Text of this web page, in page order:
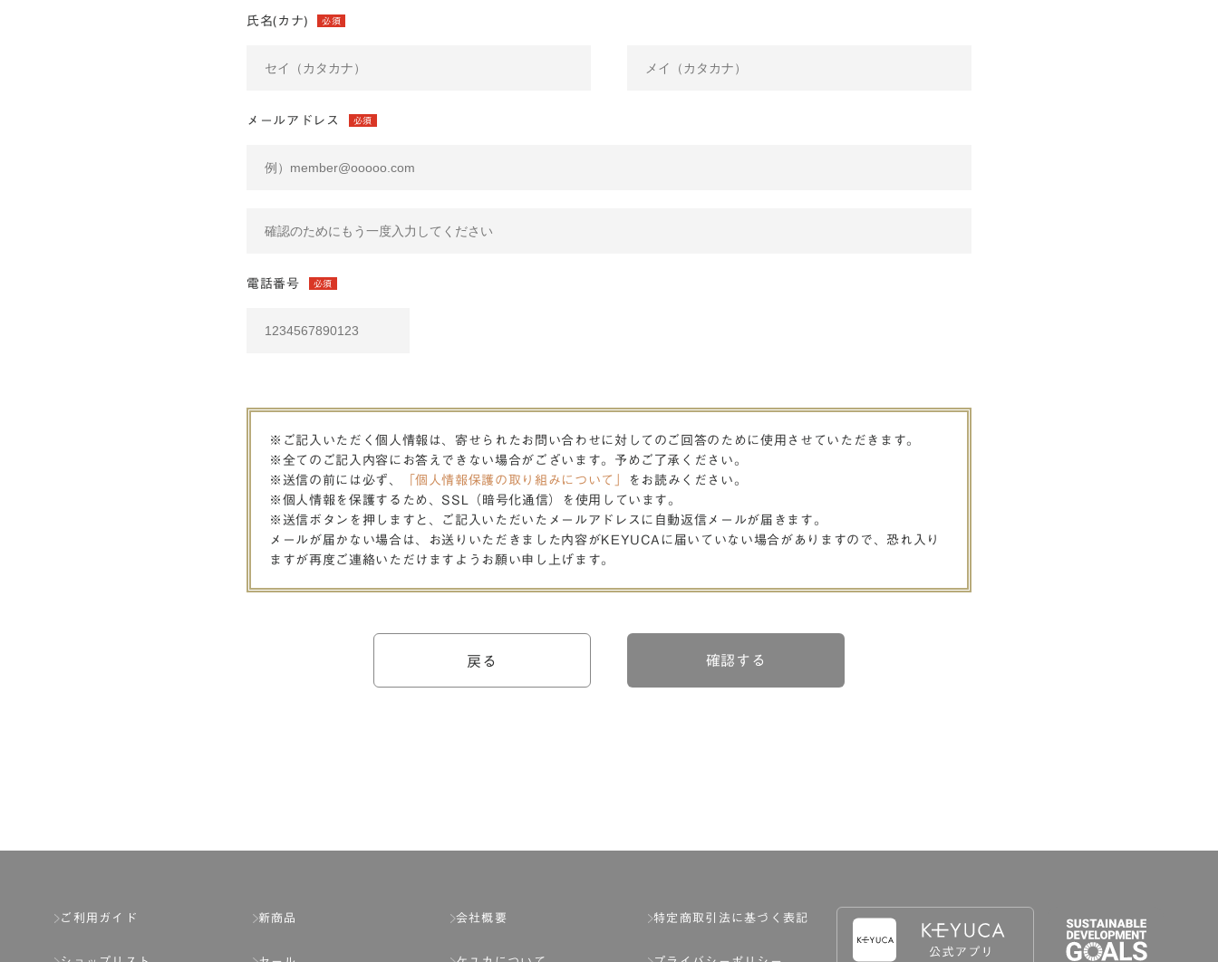
氏名(カナ) 必須
メールアドレス 必須
電話番号 必須
※ご記入いただく個人情報は、寄せられたお問い合わせに対してのご回答のために使用させていただきます。
※全てのご記入内容にお答えできない場合がございます。予めご了承ください。
※送信の前には必ず、
「個人情報保護の取り組みについて」
をお読みください。
※個人情報を保護するため、SSL（暗号化通信）を使用しています。
※送信ボタンを押しますと、ご記入いただいたメールアドレスに自動返信メールが届きます。
メールが届かない場合は、お送りいただきました内容がKEYUCAに届いていない場合がありますので、恐れ入り
ますが再度ご連絡いただけますようお願い申し上げます。
戻る 確認する
ご利用ガイド 新商品 会社概要 特定商取引法に基づく表記